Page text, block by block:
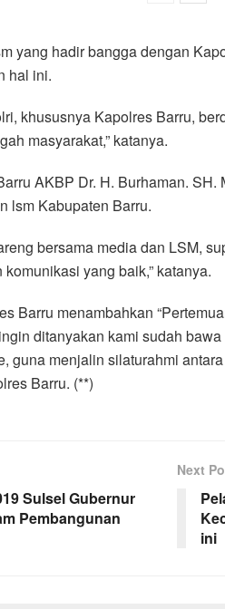
yang hadir bangga dengan
hal ini.
khususnya Kapolres Barru,
masyarakat,” katanya.
AKBP Dr. H. Burhaman.
lsm Kabupaten Barru.
bersama media dan LSM,
yang baik,” katanya.
Barru menambahkan
ditanyakan kami sudah
guna menjalin silaturahmi
Barru. (**)
Sulsel Gubernur
Pembangunan
Next
ini